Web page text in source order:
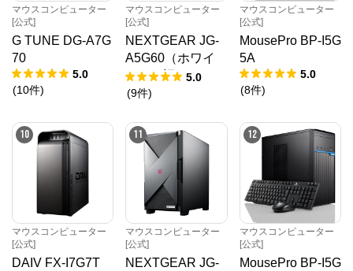
マウスコンピューター
[公式]
G TUNE DG-A7G
70
5.0
(10件)
マウスコンピューター
[公式]
NEXTGEAR JG-
A5G60（ホワイ
ト）（旧モデル /
販売終了）
5.0
(9件)
マウスコンピューター
[公式]
MousePro BP-I5G
5A
5.0
(8件)
10
マウスコンピューター
[公式]
DAIV FX-I7G7T
11
マウスコンピューター
[公式]
NEXTGEAR JG-
12
マウスコンピューター
[公式]
MousePro BP-I5G
たします。